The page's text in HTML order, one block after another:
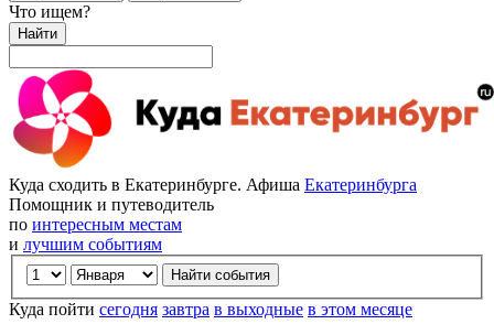
Что ищем?
Найти
Куда сходить в Екатеринбурге. Афиша Екатеринбурга
Помощник и путеводитель
по интересным местам
и лучшим событиям
Куда пойти сегодня завтра в выходные в этом месяце